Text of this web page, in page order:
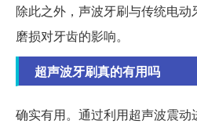
除此之外，声波牙刷与传统电
磨损对牙齿的影响。
超声波牙刷真的有用吗
确实有用。通过利用超声波震